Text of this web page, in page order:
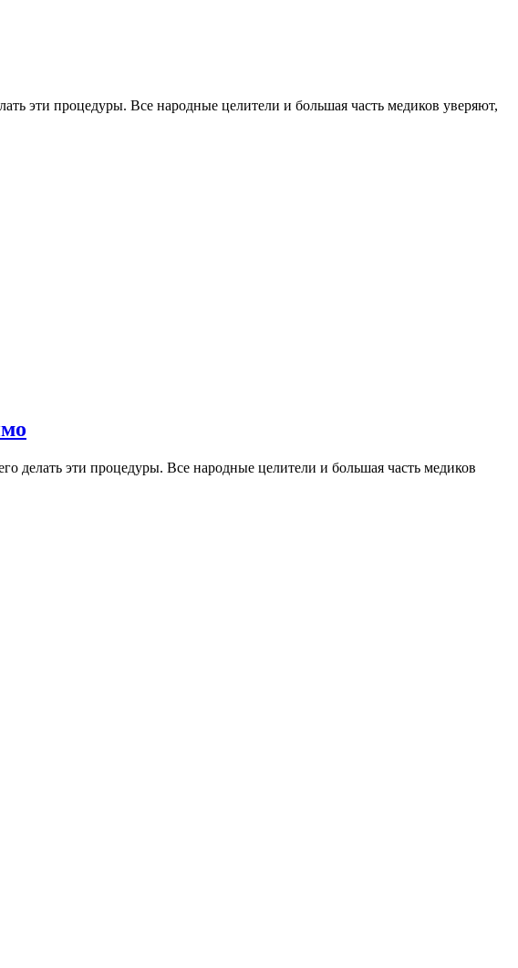
эти процедуры. Все народные целители и большая часть медиков уверяют,
делать эти процедуры. Все народные целители и большая часть медиков